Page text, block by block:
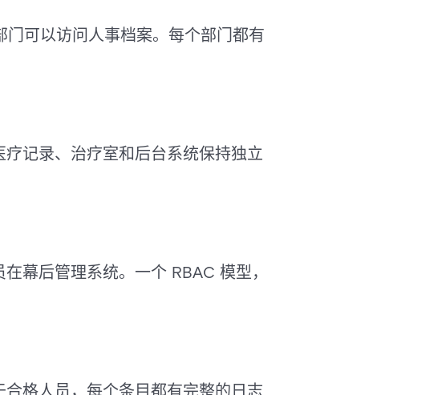
可以访问人事档案。每个部门都有
记录、治疗室和后台系统保持独立
幕后管理系统。一个 RBAC 模型，
格人员，每个条目都有完整的日志